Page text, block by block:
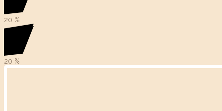
20 %
20 %